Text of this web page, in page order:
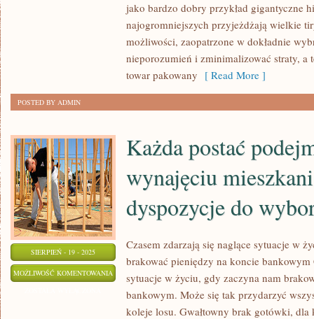
GDZIE
jako bardzo dobry przykład gigantyczne
najogromniejszych przyjeżdżają wielkie
możliwości, zaopatrzone w dokładnie
nieporozumień i zminimalizować straty, a
towar pakowany [ Read More ]
POSTED BY ADMIN
SIERPIEŃ - 19 - 2025
MOŻLIWOŚĆ KOMENTOWANIA
POSTAĆ
PODEJMUJĄCA
Każda postać
wynajęciu
dyspozycje do
Czasem zdarzają się naglące sytuacje w
brakować pieniędzy na koncie bankowym
sytuacje w życiu, gdy zaczyna nam
bankowym. Może się tak przydarzyć
koleje losu. Gwałtowny brak gotówki, dla